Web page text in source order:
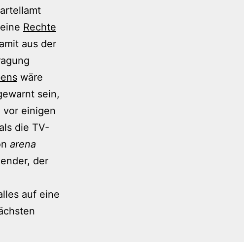
Rechte
aus der
wäre
sein,
vor einigen
die TV-
arena
der
auf eine